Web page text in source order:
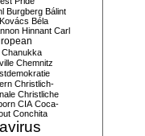
Burgberg Bálint
Béla
Hinnant Carl
Chanukka
Chemnitz
Christlich-
Christliche
CIA Coca-
Conchita